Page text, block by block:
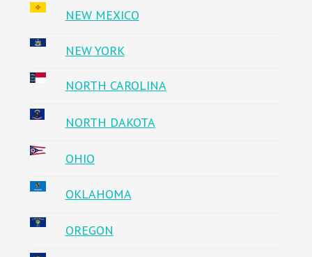
NEW MEXICO
NEW YORK
NORTH CAROLINA
NORTH DAKOTA
OHIO
OKLAHOMA
OREGON